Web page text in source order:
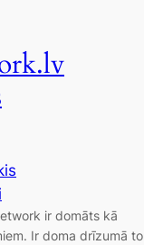
ir domāts kā
Ir doma drīzumā to